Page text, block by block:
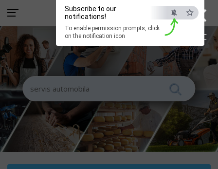
×
ESC
Subscribe to our
notifications!
To enable permission prompts, click
on the notification icon